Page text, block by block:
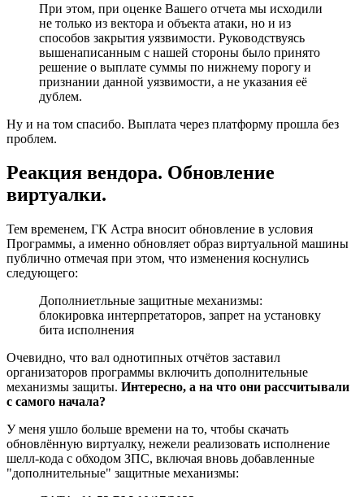
При этом, при оценке Вашего отчета мы исходили
не только из вектора и объекта атаки, но и из
способов закрытия уязвимости. Руководствуясь
вышенаписанным с нашей стороны было принято
решение о выплате суммы по нижнему порогу и
признании данной уязвимости, а не указания её
дублем.
Ну и на том спасибо. Выплата через платформу прошла без
проблем.
Реакция вендора. Обновление
виртуалки.
Тем временем, ГК Астра вносит обновление в условия
Программы, а именно обновляет образ виртуальной машины
публично отмечая при этом, что изменения коснулись
следующего:
Дополниетльные защитные механизмы:
блокировка интерпретаторов, запрет на установку
бита исполнения
Очевидно, что вал однотипных отчётов заставил
организаторов программы включить дополнительные
механизмы защиты. Интересно, а на что они рассчитывали
с самого начала?
У меня ушло больше времени на то, чтобы скачать
обновлённую виртуалку, нежели реализовать исполнение
шелл-кода с обходом ЗПС, включая вновь добавленные
"дополнительные" защитные механизмы: